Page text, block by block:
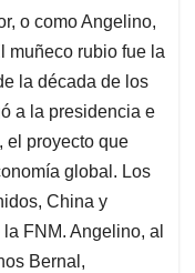
o como Angelino,
muñeco rubio fue la
la década de los
a la presidencia e
el proyecto que
global. Los
China y
FNM. Angelino, al
Bernal,